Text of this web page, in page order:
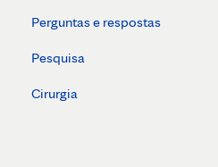
Perguntas e respostas
Pesquisa
Cirurgia